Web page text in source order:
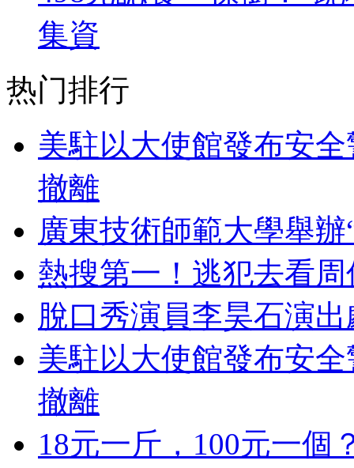
集資
热门排行
美駐以大使館發布安
撤離
廣東技術師範大學舉
熱搜第一！逃犯去看
脫口秀演員李昊石演
美駐以大使館發布安
撤離
18元一斤，100元一個